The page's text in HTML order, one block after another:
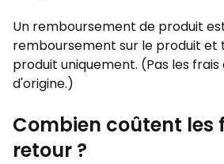
Un remboursement de produit
remboursement sur le produit et
produit uniquement. (Pas les
d'origine.)
Combien coûtent les
retour ?